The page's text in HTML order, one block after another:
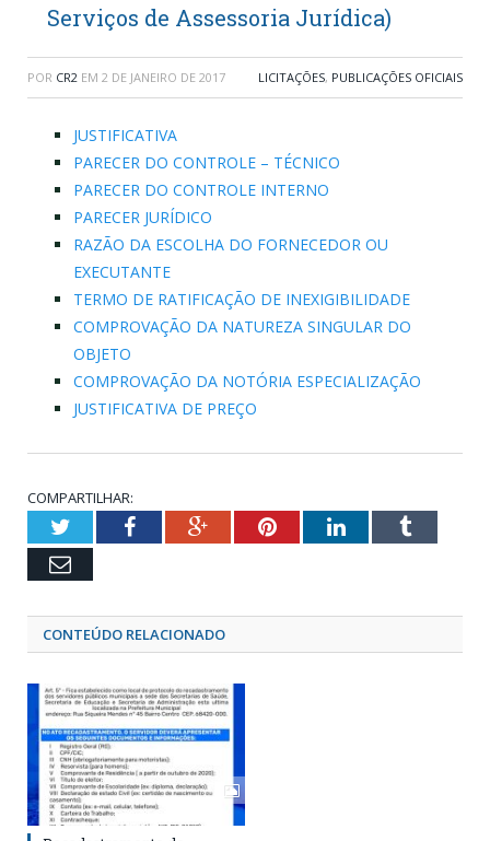
Serviços de Assessoria Jurídica)
POR CR2 EM 2 DE JANEIRO DE 2017 LICITAÇÕES, PUBLICAÇÕES OFICIAIS
JUSTIFICATIVA
PARECER DO CONTROLE – TÉCNICO
PARECER DO CONTROLE INTERNO
PARECER JURÍDICO
RAZÃO DA ESCOLHA DO FORNECEDOR OU
EXECUTANTE
TERMO DE RATIFICAÇÃO DE INEXIGIBILIDADE
COMPROVAÇÃO DA NATUREZA SINGULAR DO
OBJETO
COMPROVAÇÃO DA NOTÓRIA ESPECIALIZAÇÃO
JUSTIFICATIVA DE PREÇO
COMPARTILHAR:
TwitterFacebookGoogle+PinterestLinkedInTumblr
Email
CONTEÚDO RELACIONADO